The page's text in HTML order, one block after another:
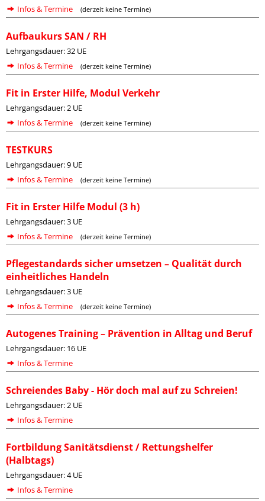
Infos & Termine
(derzeit keine Termine)
Aufbaukurs SAN / RH
Lehrgangsdauer: 32 UE
Infos & Termine
(derzeit keine Termine)
Fit in Erster Hilfe, Modul Verkehr
Lehrgangsdauer: 2 UE
Infos & Termine
(derzeit keine Termine)
TESTKURS
Lehrgangsdauer: 9 UE
Infos & Termine
(derzeit keine Termine)
Fit in Erster Hilfe Modul (3 h)
Lehrgangsdauer: 3 UE
Infos & Termine
(derzeit keine Termine)
Pflegestandards sicher umsetzen – Qualität durch
einheitliches Handeln
Lehrgangsdauer: 3 UE
Infos & Termine
(derzeit keine Termine)
Autogenes Training – Prävention in Alltag und Beruf
Lehrgangsdauer: 16 UE
Infos & Termine
Schreiendes Baby - Hör doch mal auf zu Schreien!
Lehrgangsdauer: 2 UE
Infos & Termine
Fortbildung Sanitätsdienst / Rettungshelfer
(Halbtags)
Lehrgangsdauer: 4 UE
Infos & Termine